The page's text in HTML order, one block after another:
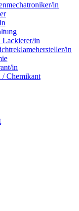
in
Lackierer/in
in
in
/ Chemikant